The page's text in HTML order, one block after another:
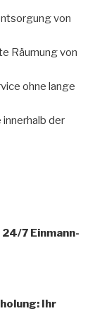
von
Räumung von
ohne lange
der
7 Einmann-
Ihr